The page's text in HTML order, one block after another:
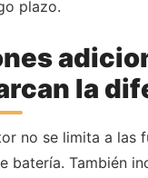
plazo.
la
no se limita a las
batería. También